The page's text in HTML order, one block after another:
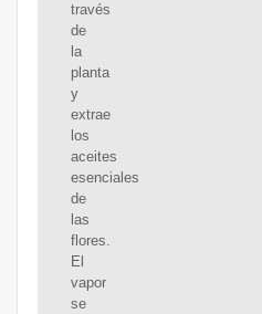
través
de
la
planta
y
extrae
los
aceites
esenciales
de
las
flores.
El
vapor
se